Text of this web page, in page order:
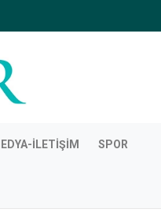
İLETIŞIM SPOR